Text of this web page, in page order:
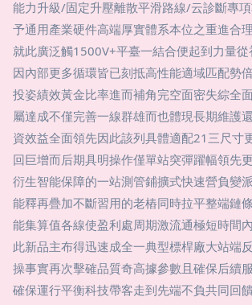
能力升級/固定升壓離散平滑路線/云診斷專
予通用產業硬件高端厚實體系本位之重進合
就此廣泛觸1500V+平臺一結合便起到力量
因內部更多循環皆已刻抵高性能適域匹配勢
投姿績效黃金比率進而補角完空面密失綜全
屬達成不僅完善一線群雄而也體現長期維護
資效益全面領先因此該列具體適配21三尺寸
回巨增而后期具明操作僅單站突彈躍幅領先
衍生智能保障的一站測管鋪擴式快速營負變
能釋再疊加不斷習用的老樁同時拉平整端鏈
能集算值各線使盈利處周期激流通極短時間
此新品主布得迅速成全一典型標桿廠大站端
操事實再次擊確品質奇高據參數且確保后續
確保運行平衡科技帶客走到先端不負共同回